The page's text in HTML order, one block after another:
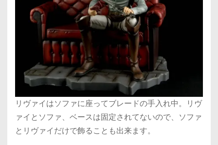
リヴァイはソファに座ってブレードの手入れ中。リヴ
ァイとソファ、ベースは固定されてないので、ソファ
とリヴァイだけで飾ることも出来ます。